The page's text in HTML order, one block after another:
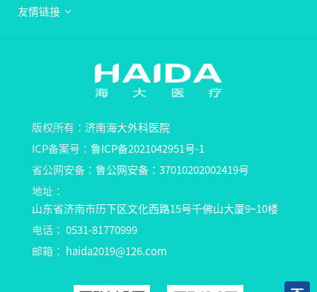
友情链接
版权所有： 济南海大外科医院
ICP备案号： 鲁ICP备2021042951号-1
省公网安备： 鲁公网安备：37010202002419号
地址：
山东省济南市历下区文化西路15号千佛山大厦9~10楼
电话： 0531-81770999
邮箱：
haida2019@126.com